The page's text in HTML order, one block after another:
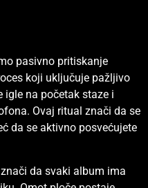
pasivno pritiskanje
koji uključuje pažljivo
igle na početak staze i
Ovaj ritual znači da se
da se aktivno posvećujete
da svaki album ima